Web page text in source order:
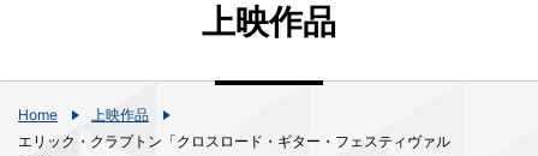
上映作品
Home
上映作品
エリック・クラプトン「クロスロード・ギター・フェスティヴァル